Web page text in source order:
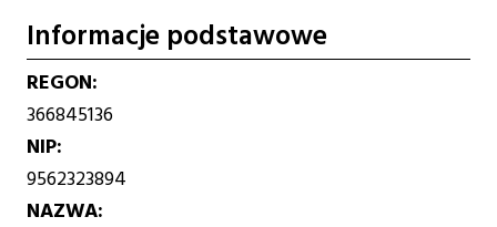
Informacje podstawowe
REGON
366845136
NIP
9562323894
NAZWA